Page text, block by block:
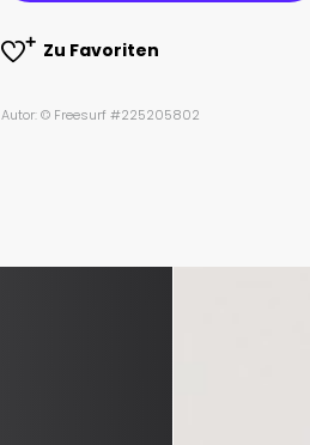
Zu Favoriten
Autor: © Freesurf #225205802